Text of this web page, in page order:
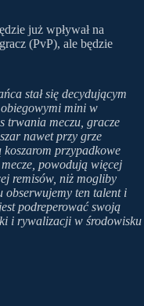
już wpływał na
(PvP), ale będzie
stał się decydującym
mini w
trwania meczu, gracze
nawet przy grze
przypadkowe
powodują więcej
remisów, niż mogliby
obserwujemy ten talent i
podreperować swoją
i rywalizacji w środowisku